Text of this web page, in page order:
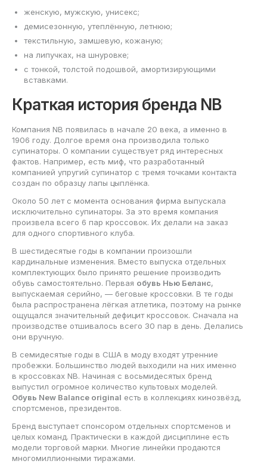
женскую, мужскую, унисекс;
демисезонную, утеплённую, летнюю;
текстильную, замшевую, кожаную;
на липучках, на шнуровке;
с тонкой, толстой подошвой, амортизирующими
вставками.
Краткая история бренда NB
Компания NB появилась в начале 20 века, а именно в
1906 году. Долгое время она производила только
супинаторы. О компании существует ряд интересных
фактов. Например, есть миф, что разработанный
компанией упругий супинатор с тремя точками контакта
создан по образцу лапы цыплёнка.
Около 50 лет с момента основания фирма выпускала
исключительно супинаторы. За это время компания
произвела всего 6 пар кроссовок. Их делали на заказ
для одного спортивного клуба.
В шестидесятые годы в компании произошли
кардинальные изменения. Вместо выпуска отдельных
комплектующих было принято решение производить
обувь самостоятельно. Первая обувь Нью Беланс,
выпускаемая серийно, — беговые кроссовки. В те годы
была распространена лёгкая атлетика, поэтому на рынке
ощущался значительный дефицит кроссовок. Сначала на
производстве отшивалось всего 30 пар в день. Делались
они вручную.
В семидесятые годы в США в моду входят утренние
пробежки. Большинство людей выходили на них именно
в кроссовках NB. Начиная с восьмидесятых бренд
выпустил огромное количество культовых моделей.
Обувь New Balance original есть в коллекциях кинозвёзд,
спортсменов, президентов.
Бренд выступает спонсором отдельных спортсменов и
целых команд. Практически в каждой дисциплине есть
модели торговой марки. Многие линейки продаются
многомиллионными тиражами.